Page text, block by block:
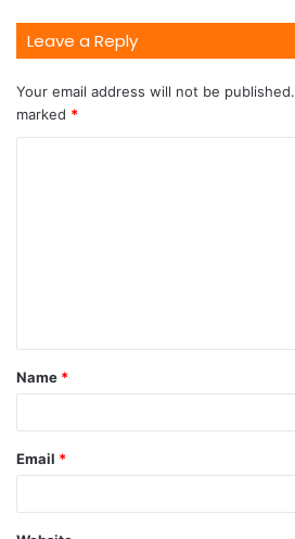
Leave a Reply
Your email address will not be published.
marked *
Name *
Email *